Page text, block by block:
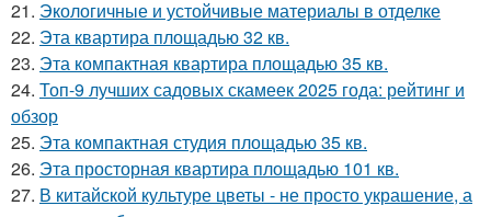
21. Экологичные и устойчивые материалы в отделке
22. Эта квартира площадью 32 кв.
23. Эта компактная квартира площадью 35 кв.
24. Топ-9 лучших садовых скамеек 2025 года: рейтинг и
обзор
25. Эта компактная студия площадью 35 кв.
26. Эта просторная квартира площадью 101 кв.
27. В китайской культуре цветы - не просто украшение, а